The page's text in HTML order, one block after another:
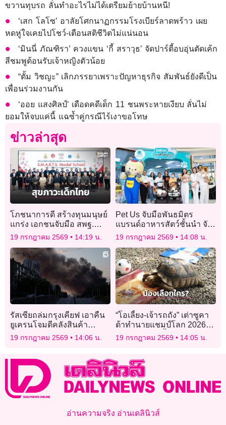
ขวานทุบรถ ลั่นทำอะไรไม่ได้เตรียมย้ายบ้านหนี!
‘เสก โลโซ’ อาลัยโศกนาฏกรรมโรงเบียร์ลาดพร้าว เผย
หดหู่ใจเคยไปโชว์-เตือนสติชีวิตไม่แน่นอน
‘มินนี่ ภัณฑิรา’ ควงแขน ‘กี้ สราวุธ’ จัดปาร์ตี้อบอุ่นตัดเค้ก
สีชมพูต้อนรับเจ้าหญิงตัวน้อย
“ตั้ม วิชญะ” เลิกภรรยาเพราะปัญหาธุรกิจ สัมพันธ์ยังดีเป็น
เพื่อนร่วมงานกัน
‘ออย แสงศิลป์’ เดือดคดีเด็ก 11 ชนพระหายเงียบ ลั่นไม่
ยอมให้จบแค่นี้ แฉซ้ำคู่กรณีไร้เงาขอโทษ
ข่าวล่าสุด
โภชนาการดี สร้างทุนมนุษย์
แกร่ง เอกชนจับมือ สพฐ.
ขยายผลโรงเรียนต้นแบบ
19 กรกฎาคม 2569 14:19 น.
Pet Us จับมือพันธมิตร
แบรนด์อาหารสัตว์ชั้นนำ จัด
กิจกรรม “Pet Us ตลาดทาส
19 กรกฎาคม 2569 14:08 น.
รัสเซียถล่มกรุงเคียฟ เอาคืน
ยูเครนโจมตีคลังสินค้า
อีคอมเมิร์ซยักษ์ใหญ่
19 กรกฎาคม 2569 14:06 น.
“โอเลี้ยง-เจ้ารถถัง” เต่าซูคา
ต้าทำนายแชมป์โลก 2026
เลือก “สเปน” ทั้งคู่ สร้างสีสัน
รับนัดชิง
19 กรกฎาคม 2569 14:05 น.
อ่านความจริง อ่านเดลินิวส์